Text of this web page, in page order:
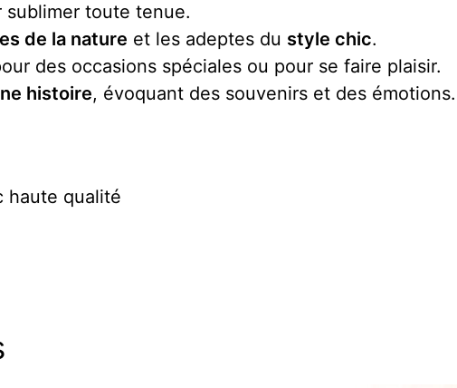
sublimer toute tenue.
de la nature et les adeptes du style chic.
des occasions spéciales ou pour se faire plaisir.
histoire, évoquant des souvenirs et des émotions.
haute qualité